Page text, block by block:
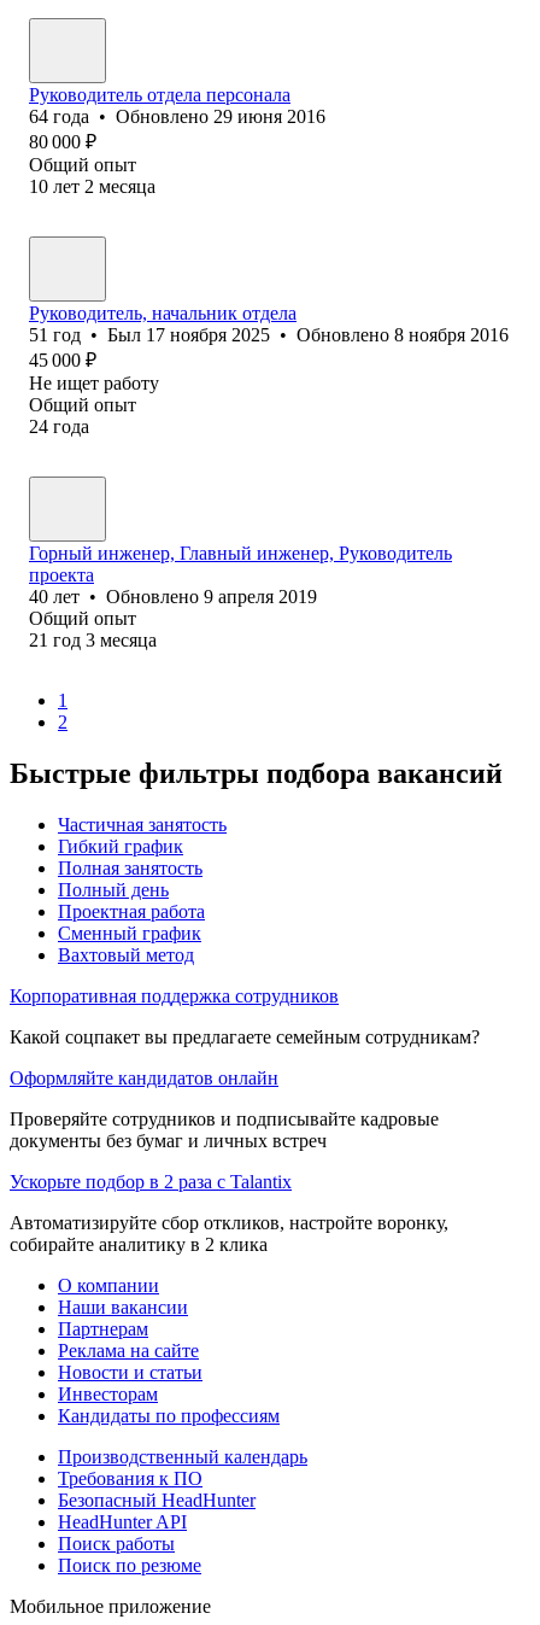
Руководитель отдела персонала
64 года • Обновлено 29 июня 2016
80 000 ₽
Общий опыт
10 лет 2 месяца
Руководитель, начальник отдела
51 год • Был 17 ноября 2025 • Обновлено 8 ноября 2016
45 000 ₽
Не ищет работу
Общий опыт
24 года
Горный инженер, Главный инженер, Руководитель
проекта
40 лет • Обновлено 9 апреля 2019
Общий опыт
21 год 3 месяца
1
2
Быстрые фильтры подбора вакансий
Частичная занятость
Гибкий график
Полная занятость
Полный день
Проектная работа
Сменный график
Вахтовый метод
Корпоративная поддержка сотрудников
Какой соцпакет вы предлагаете семейным сотрудникам?
Оформляйте кандидатов онлайн
Проверяйте сотрудников и подписывайте кадровые
документы без бумаг и личных встреч
Ускорьте подбор в 2 раза с Talantix
Автоматизируйте сбор откликов, настройте воронку,
собирайте аналитику в 2 клика
О компании
Наши вакансии
Партнерам
Реклама на сайте
Новости и статьи
Инвесторам
Кандидаты по профессиям
Производственный календарь
Требования к ПО
Безопасный HeadHunter
HeadHunter API
Поиск работы
Поиск по резюме
Мобильное приложение